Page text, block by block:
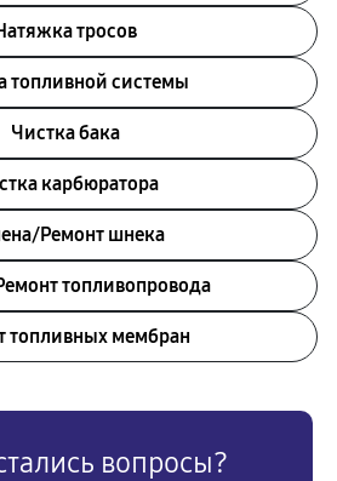
тросов
топливной системы
Чистка бака
карбюратора
Pемонт шнека
топливопровода
топливных мембран
вопросы?